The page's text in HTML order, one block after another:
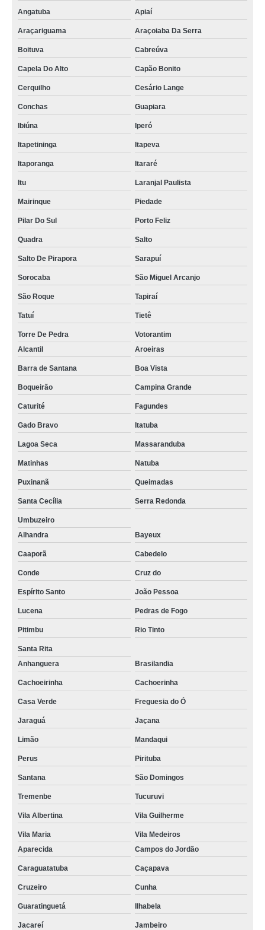
Angatuba Apiaí
Araçariguama Araçoiaba Da Serra
Boituva Cabreúva
Capela Do Alto Capão Bonito
Cerquilho Cesário Lange
Conchas Guapiara
Ibiúna Iperó
Itapetininga Itapeva
Itaporanga Itararé
Itu Laranjal Paulista
Mairinque Piedade
Pilar Do Sul Porto Feliz
Quadra Salto
Salto De Pirapora Sarapuí
Sorocaba São Miguel Arcanjo
São Roque Tapiraí
Tatuí Tietê
Torre De Pedra
Votorantim
Alcantil
Aroeiras
Barra de Santana Boa Vista
Boqueirão Campina Grande
Caturité Fagundes
Gado Bravo Itatuba
Lagoa Seca Massaranduba
Matinhas Natuba
Puxinanã Queimadas
Santa Cecília Serra Redonda
Umbuzeiro
Alhandra
Bayeux
Caaporã Cabedelo
Conde Cruz do
Espírito Santo João Pessoa
Lucena Pedras de Fogo
Pitimbu Rio Tinto
Santa Rita
Anhanguera
Brasilandia
Cachoeirinha Cachoerinha
Casa Verde Freguesia do Ó
Jaraguá Jaçana
Limão Mandaqui
Perus Pirituba
Santana São Domingos
Tremenbe Tucuruvi
Vila Albertina Vila Guilherme
Vila Maria
Vila Medeiros
Aparecida
Campos do Jordão
Caraguatatuba Caçapava
Cruzeiro Cunha
Guaratinguetá Ilhabela
Jacareí Jambeiro